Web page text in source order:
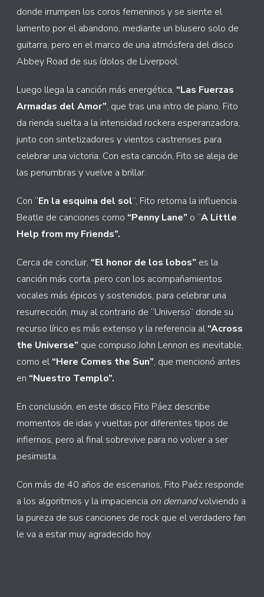
donde irrumpen los coros femeninos y se siente el
lamento por el abandono, mediante un blusero solo de
guitarra, pero en el marco de una atmósfera del disco
Abbey Road de sus ídolos de Liverpool.
Luego llega la canción más energética, “Las Fuerzas
Armadas del Amor”, que tras una intro de piano, Fito
da rienda suelta a la intensidad rockera esperanzadora,
junto con sintetizadores y vientos castrenses para
celebrar una victoria. Con esta canción, Fito se aleja de
las penumbras y vuelve a brillar.
Con “En la esquina del sol”, Fito retoma la influencia
Beatle de canciones como “Penny Lane” o “A Little
Help from my Friends”.
Cerca de concluir, “El honor de los lobos” es la
canción más corta, pero con los acompañamientos
vocales más épicos y sostenidos, para celebrar una
resurrección, muy al contrario de “Universo” donde su
recurso lírico es más extenso y la referencia al“Across
the Universe” que compuso John Lennon es inevitable,
como el“Here Comes the Sun”, que mencionó antes
en “Nuestro Templo”.
En conclusión, en este disco Fito Páez describe
momentos de idas y vueltas por diferentes tipos de
infiernos, pero al final sobrevive para no volver a ser
pesimista.
Con más de 40 años de escenarios, Fito Paéz responde
a los algoritmos y la impaciencia on demandvolviendo a
la pureza de sus canciones de rock que el verdadero fan
le va a estar muy agradecido hoy.